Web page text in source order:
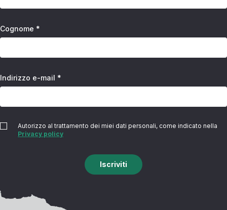
Cognome *
Indirizzo e-mail *
Autorizzo al trattamento dei miei dati personali, come indicato nella
Privacy policy
Iscriviti